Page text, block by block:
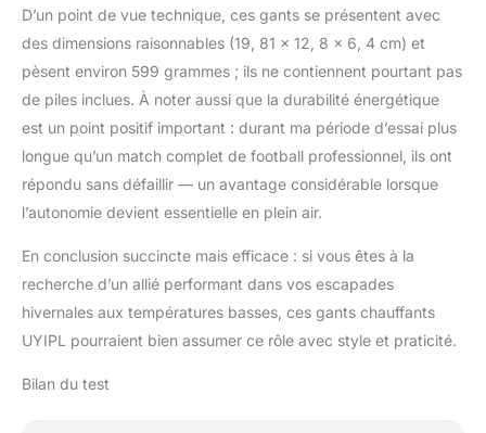
D’un point de vue technique, ces gants se présentent avec
des dimensions raisonnables (19, 81 x 12, 8 x 6, 4 cm) et
pèsent environ 599 grammes ; ils ne contiennent pourtant pas
de piles inclues. À noter aussi que la durabilité énergétique
est un point positif important : durant ma période d’essai plus
longue qu’un match complet de football professionnel, ils ont
répondu sans défaillir — un avantage considérable lorsque
l’autonomie devient essentielle en plein air.
En conclusion succincte mais efficace : si vous êtes à la
recherche d’un allié performant dans vos escapades
hivernales aux températures basses, ces gants chauffants
UYIPL pourraient bien assumer ce rôle avec style et praticité.
Bilan du test